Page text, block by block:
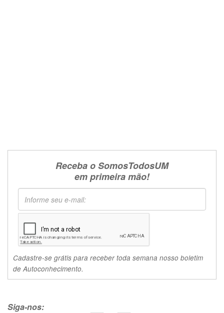
Receba o SomosTodosUM
em primeira mão!
Cadastre-se grátis para receber toda semana nosso boletim
de Autoconhecimento.
Siga-nos: